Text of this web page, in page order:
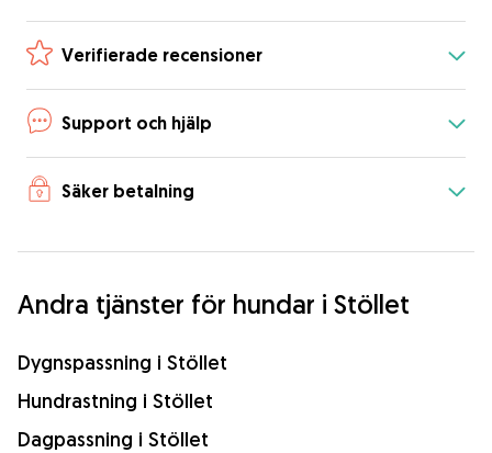
Verifierade recensioner
Support och hjälp
Säker betalning
Andra tjänster för hundar i Stöllet
Dygnspassning i Stöllet
Hundrastning i Stöllet
Dagpassning i Stöllet